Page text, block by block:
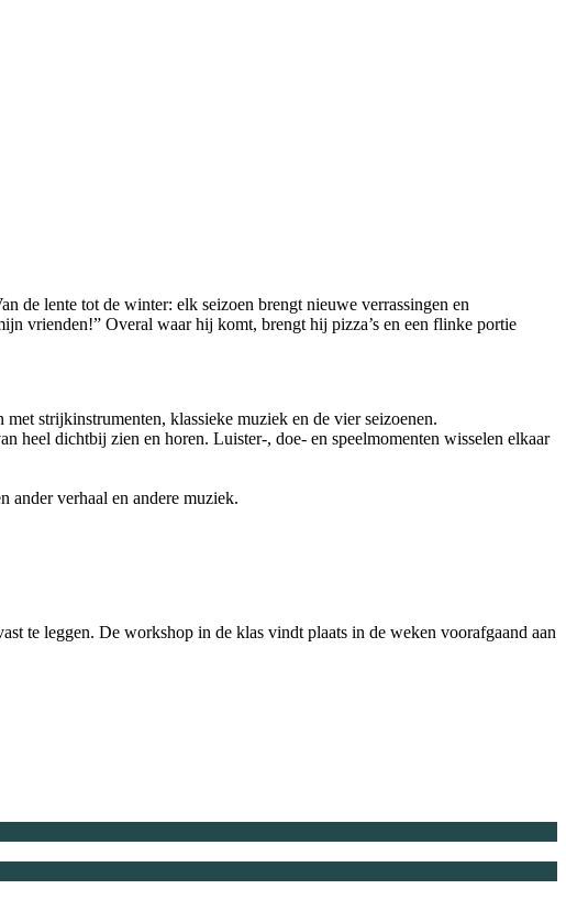
de lente tot de winter: elk seizoen brengt nieuwe verrassingen en
vrienden!” Overal waar hij komt, brengt hij pizza’s en een flinke portie
strijkinstrumenten, klassieke muziek en de vier seizoenen.
heel dichtbij zien en horen. Luister-, doe- en speelmomenten wisselen elkaar
ander verhaal en andere muziek.
te leggen. De workshop in de klas vindt plaats in de weken voorafgaand aan